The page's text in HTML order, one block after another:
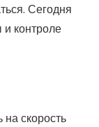
Сегодня
контроле
скорость